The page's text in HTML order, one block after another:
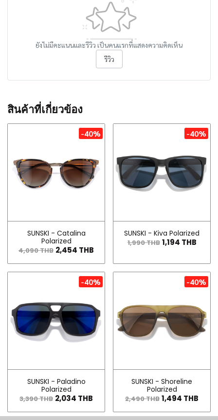
ยังไม่มีคะแนนและรีวิว เป็นคนแรกที่แสดงความคิดเห็น
รีวิว
สินค้าที่เกี่ยวข้อง
-40%
SUNSKI - Catalina
Polarized
4,090 THB 2,454 THB
-40%
SUNSKI - Kiva Polarized
1,990 THB 1,194 THB
-40%
SUNSKI - Paladino
Polarized
3,390 THB 2,034 THB
-40%
SUNSKI - Shoreline
Polarized
2,490 THB 1,494 THB